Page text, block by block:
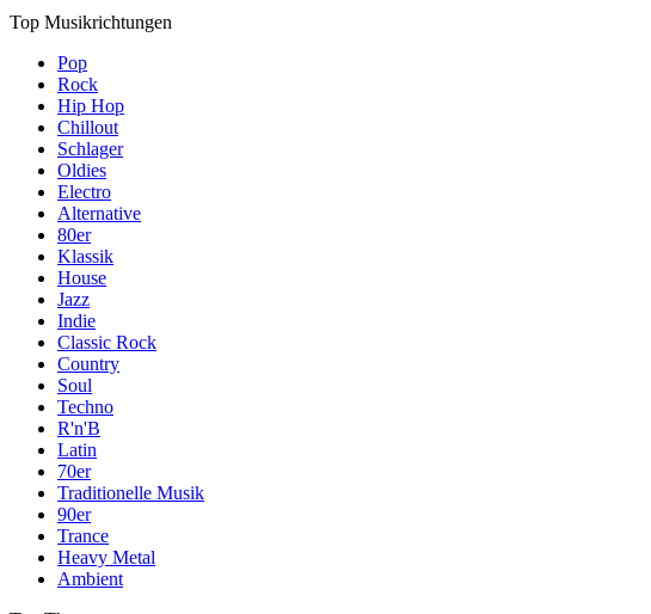
Top Musikrichtungen
Pop
Rock
Hip Hop
Chillout
Schlager
Oldies
Electro
Alternative
80er
Klassik
House
Jazz
Indie
Classic Rock
Country
Soul
Techno
R'n'B
Latin
70er
Traditionelle Musik
90er
Trance
Heavy Metal
Ambient